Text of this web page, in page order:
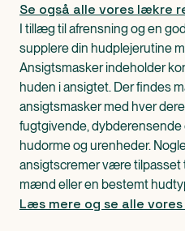
Se også alle vores lækre
I tillæg til afrensning og en
supplere din hudplejerutine
Ansigtsmasker indeholder
huden i ansigtet. Der findes
ansigtsmasker med hver
fugtgivende, dybderensende
hudorme og urenheder.
ansigtscremer være tilpasset
mænd eller en bestemt
Læs mere og se alle